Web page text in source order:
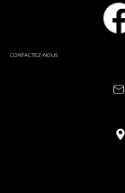
CONTACTEZ-NOUS